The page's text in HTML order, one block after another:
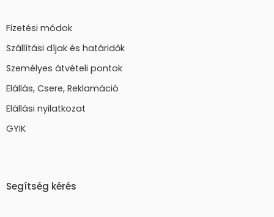
Fizetési módok
Szállítási díjak és határidők
Személyes átvételi pontok
Elállás, Csere, Reklamáció
Elállási nyilatkozat
GYIK
Segítség kérés